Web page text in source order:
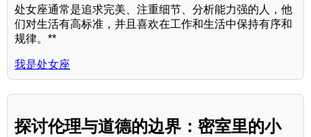
处女座通常是追求完美、注重细节、分析能力强的人，他
们对生活有高标准，并且喜欢在工作和生活中保持有序和
规律。**
我是处女座
探讨伦理与道德的边界：密室里的小